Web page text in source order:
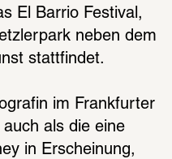
El Barrio Festival,
neben dem
stattfindet.
im Frankfurter
auch als die eine
in Erscheinung,